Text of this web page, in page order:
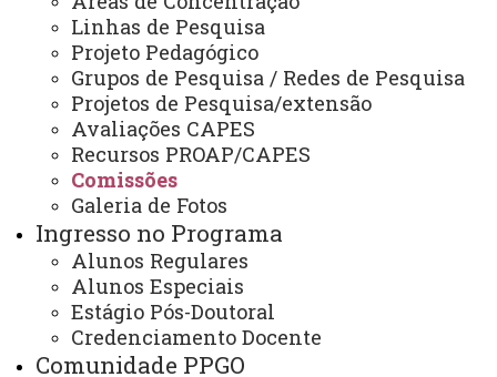
Webmail Sistemas
Arquivo Virtual
Campus
Linhas de Pesquisa
Projeto Pedagógico
Grupos de Pesquisa / Redes de Pesquisa
Projetos de Pesquisa/extensão
Avaliações CAPES
Recursos PROAP/CAPES
Comissões
Galeria de Fotos
Ingresso no Programa
Alunos Regulares
Alunos Especiais
Estágio Pós-Doutoral
Credenciamento Docente
Comunidade PPGO
Mestrado em Odontologia
Comissões